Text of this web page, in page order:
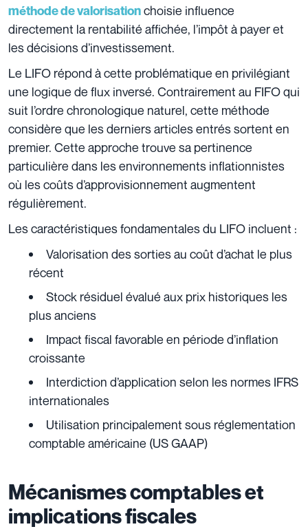
méthode de valorisationchoisie influence
directement la rentabilité affichée, l’impôt à payer et
les décisions d’investissement.
Le LIFO répond à cette problématique en privilégiant
une logique de flux inversé. Contrairement au FIFO qui
suit l’ordre chronologique naturel, cette méthode
considère que les derniers articles entrés sortent en
premier. Cette approche trouve sa pertinence
particulière dans les environnements inflationnistes
où les coûts d’approvisionnement augmentent
régulièrement.
Les caractéristiques fondamentales du LIFO incluent :
Valorisation des sorties au coût d’achat le plus
récent
Stock résiduel évalué aux prix historiques les
plus anciens
Impact fiscal favorable en période d’inflation
croissante
Interdiction d’application selon les normes IFRS
internationales
Utilisation principalement sous réglementation
comptable américaine (US GAAP)
Mécanismes comptables et
implications fiscales